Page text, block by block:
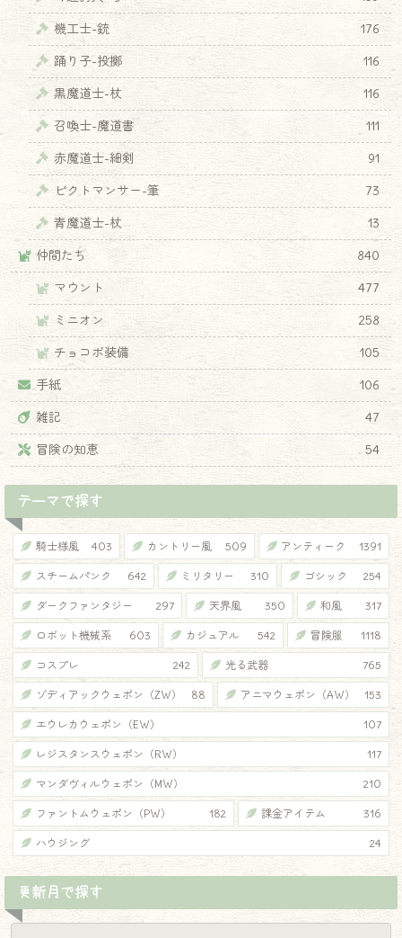
機工士-銃
176
踊り子-投擲
116
黒魔道士-杖
116
召喚士-魔道書
111
赤魔道士-細剣
91
ピクトマンサー-筆
73
青魔道士-杖
13
仲間たち
840
マウント
477
ミニオン
258
チョコボ装備
105
手紙
106
雑記
47
冒険の知恵
54
テーマで探す
騎士様風 403 カントリー風 509 アンティーク 1391
スチームパンク 642 ミリタリー 310 ゴシック 254
ダークファンタジー 297 天界風 350 和風 317
ロボット機械系 603 カジュアル 542 冒険服 1118
コスプレ 242 光る武器 765
ゾディアックウェポン（ZW） 88 アニマウェポン（AW） 153
エウレカウェポン（EW） 107
レジスタンスウェポン（RW） 117
マンダヴィルウェポン（MW） 210
ファントムウェポン（PW） 182 課金アイテム 316
ハウジング 24
更新月で探す